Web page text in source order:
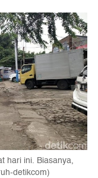
hari ini. Biasanya,
detikcom)